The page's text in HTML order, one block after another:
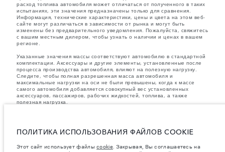
расход топлива автомобиля может отличаться от полученного в таких
испытаниях, эти значения предназначены только для сравнения.
Информация, технические характеристики, цены и цвета на этом веб-
сайте могут различаться в зависимости от рынка и могут быть
изменены без предварительного уведомления. Пожалуйста, свяжитесь
с вашим местным дилером, чтобы узнать о наличии и ценах в вашем
регионе.
Указанные значения массы соответствуют автомобилю в стандартной
комплектации. Аксессуары и другие элементы, установленные после
процесса производства автомобиля, влияют на полезную нагрузку.
Следите, чтобы полная разрешенная масса автомобиля и
максимальные нагрузки на оси не были превышены, когда к массе
самого автомобиля добавляется совокупный вес установленных
аксессуаров, пассажиров, рабочих жидкостей, топлива, а также
полезная нагрузка.
который оказывает влияние на спецификации производимых
транспортных средств, доступность опционального оборудования и
используемые на сайте изображения могут не в полной мере
ПОЛИТИКА ИСПОЛЬЗОВАНИЯ ФАЙЛОВ COOKIE
Этот сайт использует файлыcookie. Закрывая, Вы соглашаетесь на